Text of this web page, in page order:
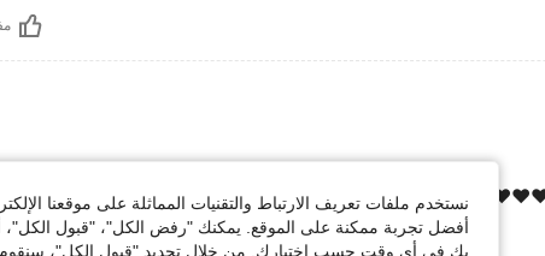
نستخدم ملفات تعريف الارتباط والتقنيات المماثلة على موقعنا
أفضل تجربة ممكنة على الموقع. يمكنك "رفض الكل"، "قبول الكل"،
بك في أي وقت حسب اختيارك. من خلال تحديد "قبول الكل"، سنقوم